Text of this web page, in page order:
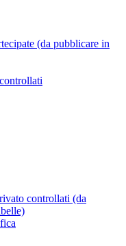
(da pubblicare in
controllati (da